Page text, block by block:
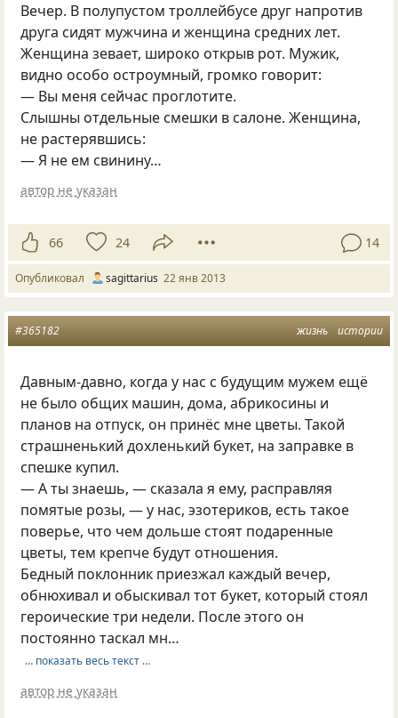
Вечер. В полупустом троллейбусе друг напротив
друга сидят мужчина и женщина средних лет.
Женщина зевает, широко открыв рот. Мужик,
видно особо остроумный, громко говорит:
— Вы меня сейчас проглотите.
Слышны отдельные смешки в салоне. Женщина,
не растерявшись:
— Я не ем свинину…
автор не указан
66 24 14
Опубликовал sagittarius 22 янв 2013
жизнь истории
#365182
Давным-давно, когда у нас с будущим мужем ещё
не было общих машин, дома, абрикосины и
планов на отпуск, он принёс мне цветы. Такой
страшненький дохленький букет, на заправке в
спешке купил.
— А ты знаешь, — сказала я ему, расправляя
помятые розы, — у нас, эзотериков, есть такое
поверье, что чем дольше стоят подаренные
цветы, тем крепче будут отношения.
Бедный поклонник приезжал каждый вечер,
обнюхивал и обыскивал тот букет, который стоял
героические три недели. После этого он
постоянно таскал мн…
… показать весь текст …
автор не указан